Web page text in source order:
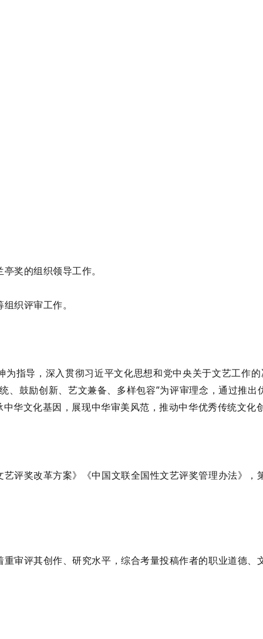
奖的组织领导工作。
织评审工作。
指导，深入贯彻习近平文化思想和党中央关于文艺工作
、鼓励创新、艺文兼备、多样包容”为评审理念，通过推
华文化基因，展现中华审美风范，推动中华优秀传统文
评奖改革方案》《中国文联全国性文艺评奖管理办法》，
审评其创作、研究水平，综合考量投稿作者的职业道德